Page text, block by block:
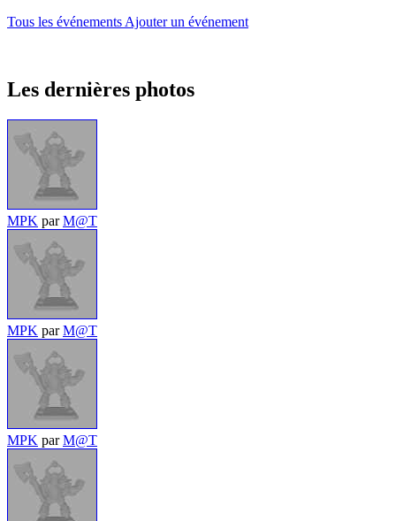
Tous les événements Ajouter un événement
Les dernières photos
MPK parM@T
MPK parM@T
MPK parM@T